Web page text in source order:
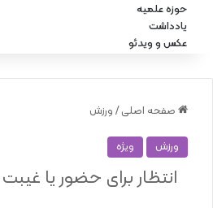
حوزه علمیه
یادداشت
عکس و ویدئو
صفحه اصلی / ورزش
ورزش ویژه
انتظار برای حضور یا غیبت ۳ تیم دیگر ؛